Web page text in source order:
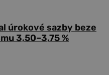
úrokové sazby beze
3,50–3,75 %